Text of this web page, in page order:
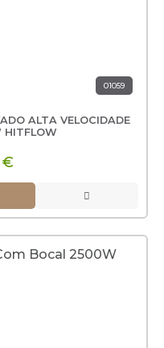
01059
ALTA VELOCIDADE
HITFLOW
€